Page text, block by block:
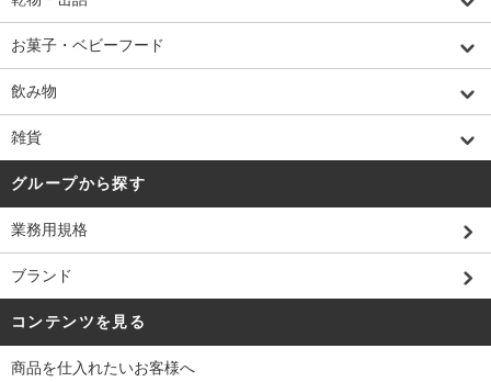
お菓子・ベビーフード
飲み物
雑貨
グループから探す
業務用規格
ブランド
コンテンツを見る
商品を仕入れたいお客様へ